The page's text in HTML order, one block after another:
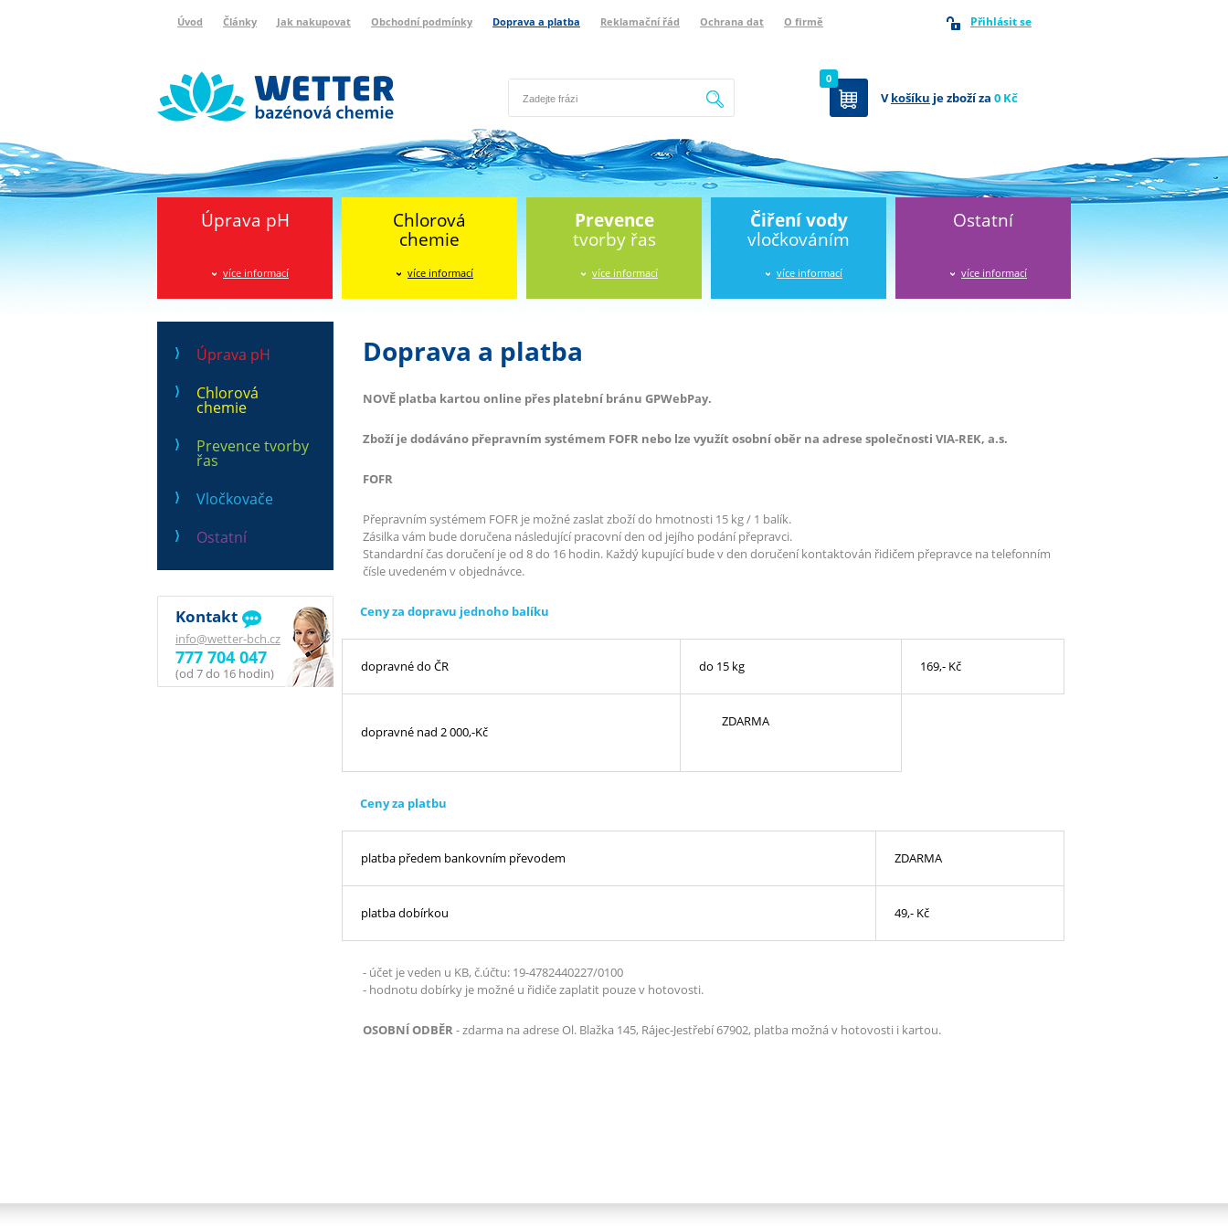
Úvod Články Jak nakupovat Obchodní podmínky Doprava a platba Reklamační řád Ochrana dat O firmě Přihlásit se
Hledat
Vkošíku je zboží za 0 Kč
0
Úprava pH
více informací
Chlorová
chemie
více informací
Prevence
tvorby řas
více informací
Čiření vody
vločkováním
více informací
Ostatní
více informací
Úprava pH
Chlorová
chemie
Prevence tvorby
řas
Vločkovače
Ostatní
Kontakt
info@wetter-bch.cz
777 704 047
(od 7 do 16 hodin)
Doprava a platba
NOVĚ platba kartou online přes platební bránu GPWebPay.
Zboží je dodáváno přepravním systémem FOFR nebo lze využít osobní oběr na adrese společnosti VIA-REK, a.s.
FOFR
Přepravním systémem FOFR je možné zaslat zboží do hmotnosti 15 kg / 1 balík.
Zásilka vám bude doručena následující pracovní den od jejího podání přepravci.
Standardní čas doručení je od 8 do 16 hodin. Každý kupující bude v den doručení kontaktován řidičem přepravce na telefonním
čísle uvedeném v objednávce.
Ceny za dopravu jednoho balíku
dopravné do ČR do 15 kg 169,- Kč
dopravné nad 2 000,-Kč
ZDARMA
Ceny za platbu
platba předem bankovním převodem ZDARMA
platba dobírkou 49,- Kč
- účet je veden u KB, č.účtu: 19-4782440227/0100
- hodnotu dobírky je možné u řidiče zaplatit pouze v hotovosti.
OSOBNÍ ODBĚR- zdarma na adrese Ol. Blažka 145, Rájec-Jestřebí 67902, platba možná v hotovosti i kartou.